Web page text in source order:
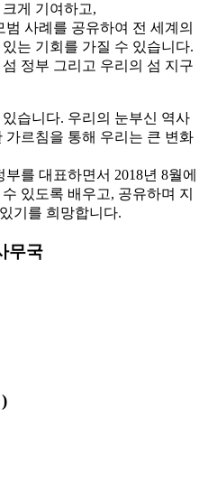
게 기여하고,
사례를 공유하여 전 세계의
는 기회를 가질 수 있습니다.
정부 그리고 우리의 섬 지구
습니다. 우리의 눈부신 역사
르침을 통해 우리는 큰 변화
를 대표하면서 2018년 8월에
있도록 배우고, 공유하며 지
기를 희망합니다.
무국